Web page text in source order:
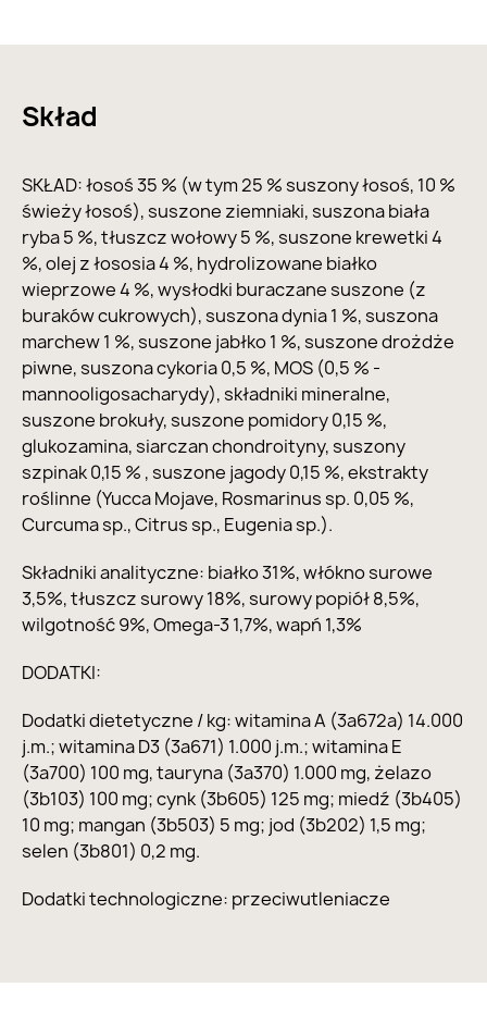
Skład
SKŁAD: łosoś 35 % (w tym 25 % suszony łosoś, 10 %
świeży łosoś), suszone ziemniaki, suszona biała
ryba 5 %, tłuszcz wołowy 5 %, suszone krewetki 4
%, olej z łososia 4 %, hydrolizowane białko
wieprzowe 4 %, wysłodki buraczane suszone (z
buraków cukrowych), suszona dynia 1 %, suszona
marchew 1 %, suszone jabłko 1 %, suszone drożdże
piwne, suszona cykoria 0,5 %, MOS (0,5 % -
mannooligosacharydy), składniki mineralne,
suszone brokuły, suszone pomidory 0,15 %,
glukozamina, siarczan chondroityny, suszony
szpinak 0,15 % , suszone jagody 0,15 %, ekstrakty
roślinne (Yucca Mojave, Rosmarinus sp. 0,05 %,
Curcuma sp., Citrus sp., Eugenia sp.).
Składniki analityczne: białko 31%, włókno surowe
3,5%, tłuszcz surowy 18%, surowy popiół 8,5%,
wilgotność 9%, Omega-3 1,7%, wapń 1,3%
DODATKI:
Dodatki dietetyczne / kg: witamina A (3a672a) 14.000
j.m.; witamina D3 (3a671) 1.000 j.m.; witamina E
(3a700) 100 mg, tauryna (3a370) 1.000 mg, żelazo
(3b103) 100 mg; cynk (3b605) 125 mg; miedź (3b405)
10 mg; mangan (3b503) 5 mg; jod (3b202) 1,5 mg;
selen (3b801) 0,2 mg.
Dodatki technologiczne: przeciwutleniacze